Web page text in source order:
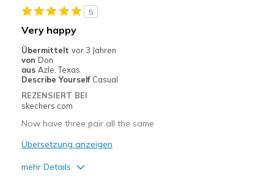
Sizing
Feels true to size
View On Shoes
5
Very happy
Übermittelt vor 3 Jahren
von Don
aus Azle, Texas
Describe Yourself Casual
REZENSIERT BEI
skechers.com
Now have three pair all the same
Übersetzung anzeigen
mehr Details